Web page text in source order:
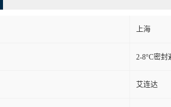
上海
2-8°C密封
艾连达